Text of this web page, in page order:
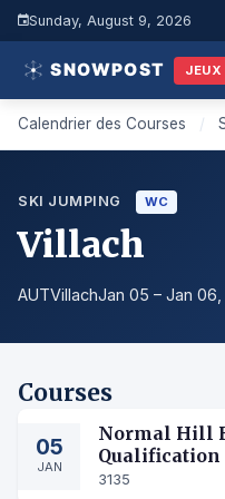
Sunday, August 9, 2026
Calendrier des Courses /
SKI JUMPING WC
Villach
AUTVillachJan 05 – Jan 06,
Courses
05
JAN
Normal Hill
Qualification
3135